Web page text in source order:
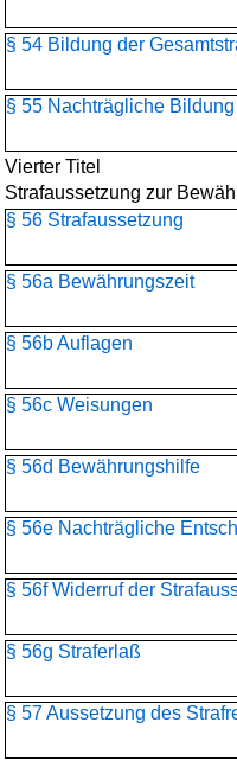
§ 54 Bildung der
§ 55 Nachträgliche
Vierter Titel
Strafaussetzung zur
§ 56 Strafaussetzung
§ 56a Bewährungszeit
§ 56b Auflagen
§ 56c Weisungen
§ 56d Bewährungshilfe
§ 56e Nachträgliche
§ 56f Widerruf der
§ 56g Straferlaß
§ 57 Aussetzung des